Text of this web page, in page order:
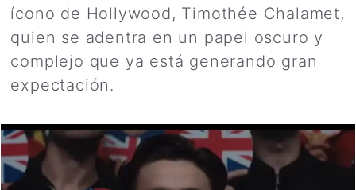
ícono de Hollywood, Timothée Chalamet,
quien se adentra en un papel oscuro y
complejo que ya está generando gran
expectación.